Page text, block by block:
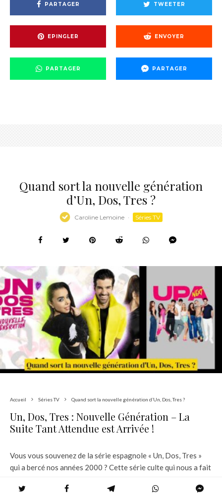
PARTAGER TWEETER
EPINGLER ENVOYER
PARTAGER PARTAGER
Quand sort la nouvelle génération
d’Un, Dos, Tres ?
Caroline Lemoine · Séries TV
Accueil Séries TV Quand sort la nouvelle génération d’Un, Dos, Tres ?
Un, Dos, Tres : Nouvelle Génération – La
Suite Tant Attendue est Arrivée !
Vous vous souvenez de la série espagnole « Un, Dos, Tres »
qui a bercé nos années 2000 ? Cette série culte qui nous a fait
histoires d’amour passionnées est de retour avec une